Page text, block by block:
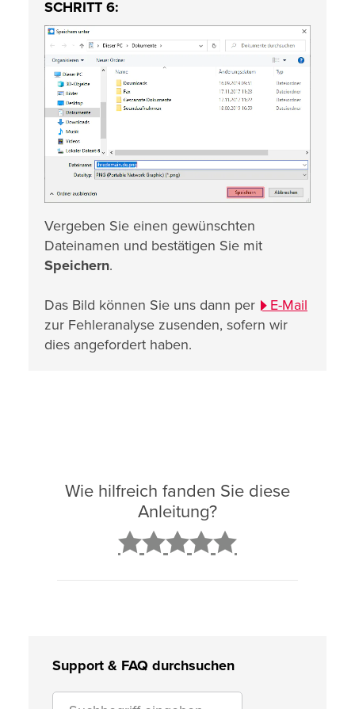
SCHRITT 6:
Vergeben Sie einen gewünschten
Dateinamen und bestätigen Sie mit
Speichern.
Das Bild können Sie uns dann per
E-Mail
zur Fehleranalyse zusenden, sofern wir
dies angefordert haben.
Wie hilfreich fanden Sie diese
Anleitung?
Support & FAQ durchsuchen